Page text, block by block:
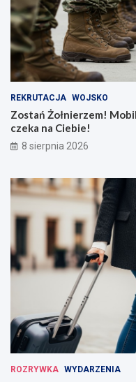
REKRUTACJA WOJSKO
Zostań Żołnierzem!
czeka na Ciebie!
8 sierpnia 2026
ROZRYWKA WYDARZENIA